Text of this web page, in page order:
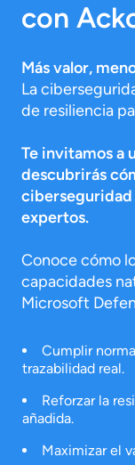
con
Más valor,
La
de resiliencia
Te invitamos a
descubrirás
ciberseguridad
expertos.
Conoce cómo
capacidades
Microsoft
Cumplir
trazabilidad real.
Reforzar la
añadida.
Maximizar el